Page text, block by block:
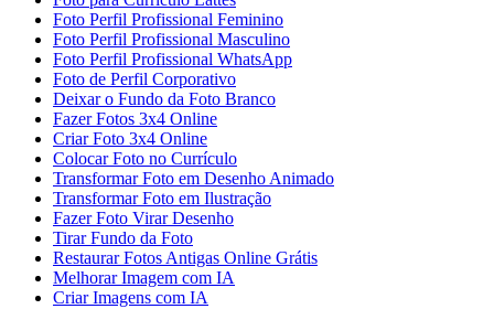
Foto Perfil Profissional Feminino
Foto Perfil Profissional Masculino
Foto Perfil Profissional WhatsApp
Foto de Perfil Corporativo
Deixar o Fundo da Foto Branco
Fazer Fotos 3x4 Online
Criar Foto 3x4 Online
Colocar Foto no Currículo
Transformar Foto em Desenho Animado
Transformar Foto em Ilustração
Fazer Foto Virar Desenho
Tirar Fundo da Foto
Restaurar Fotos Antigas Online Grátis
Melhorar Imagem com IA
Criar Imagens com IA